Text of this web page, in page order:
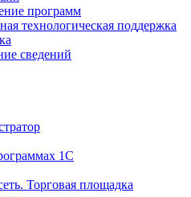
программ
технологическая поддержка
сведений
1С
Торговая площадка